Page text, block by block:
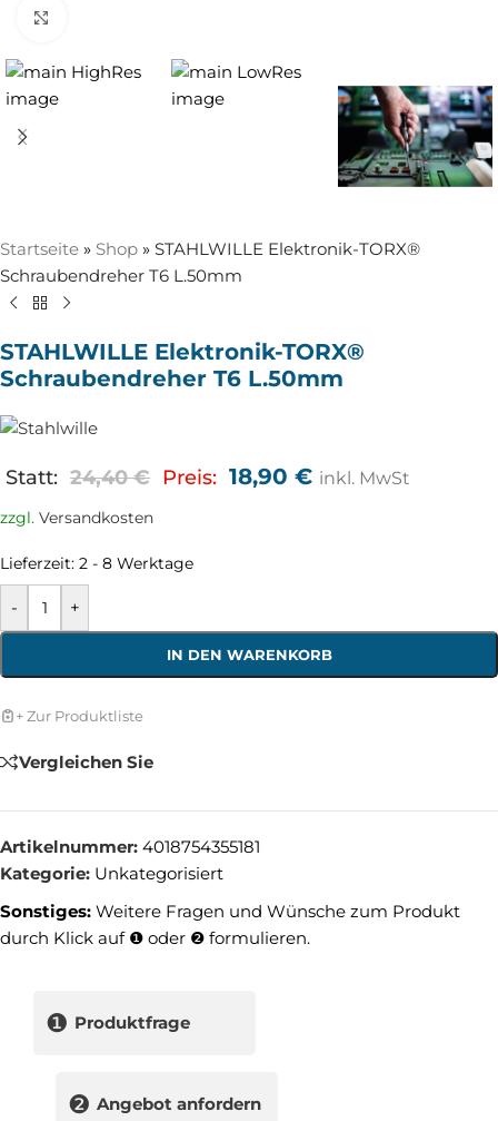
Startseite » Shop » STAHLWILLE Elektronik-TORX®
Schraubendreher T6 L.50mm
STAHLWILLE Elektronik-TORX®
Schraubendreher T6 L.50mm
Statt: 24,40€ Preis: 18,90 € inkl. MwSt
zzgl. Versandkosten
Lieferzeit: 2 - 8 Werktage
- +
IN DEN WARENKORB
+ Zur Produktliste
Vergleichen Sie
Artikelnummer: 4018754355181
Kategorie: Unkategorisiert
Sonstiges: Weitere Fragen und Wünsche zum Produkt
durch Klick auf ❶ oder ❷ formulieren.
❶ Produktfrage
❷ Angebot anfordern